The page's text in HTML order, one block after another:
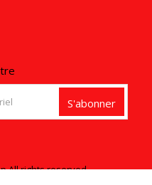
S'abonner
All rights reserved.